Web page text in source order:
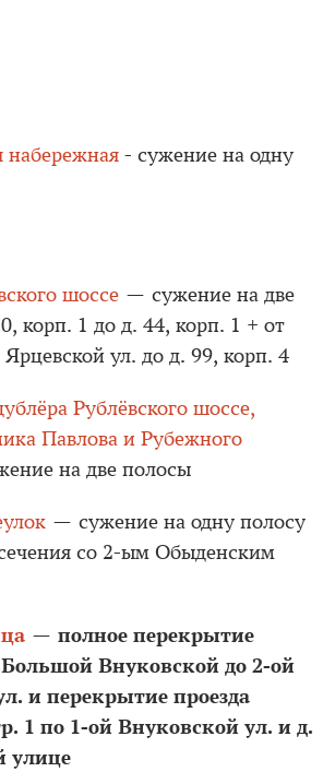
набережная - сужение на одну
шоссе — сужение на две
корп. 1 до д. 44, корп. 1 + от
Ярцевской ул. до д. 99, корп. 4
Рублёвского шоссе,
Павлова и Рубежного
на две полосы
— сужение на одну полосу
со 2-ым Обыденским
— полное перекрытие
Внуковской до 2-ой
и перекрытие проезда
1 по 1-ой Внуковской ул. и д.
улице